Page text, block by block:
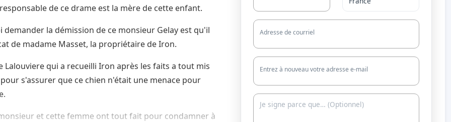
de ce drame est la mère de cette enfant.
demander la démission de ce monsieur Gelay est qu'il
de madame Masset, la propriétaire de Iron.
Lalouviere qui a recueilli Iron après les faits a tout mis
s'assurer que ce chien n'était une menace pour
et cette femme ont tout fait pour condamner à
Adresse de courriel
Entrez à nouveau votre adresse e-mail